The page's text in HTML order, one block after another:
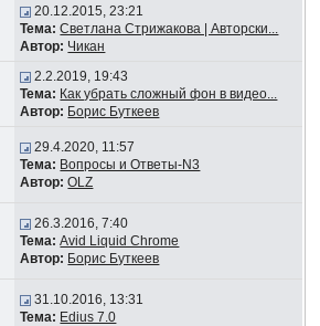
20.12.2015, 23:21
Тема: Светлана Стрижакова | Авторски...
Автор: Чикан
2.2.2019, 19:43
Тема: Как убрать сложный фон в видео...
Автор: Борис Буткеев
29.4.2020, 11:57
Тема: Вопросы и Ответы-N3
Автор: OLZ
26.3.2016, 7:40
Тема: Avid Liquid Chrome
Автор: Борис Буткеев
31.10.2016, 13:31
Тема: Edius 7.0